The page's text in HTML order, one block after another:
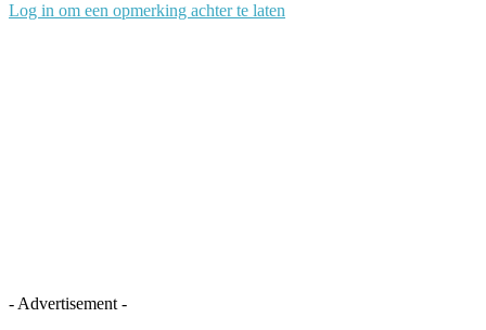
Log in om een opmerking achter te laten
- Advertisement -